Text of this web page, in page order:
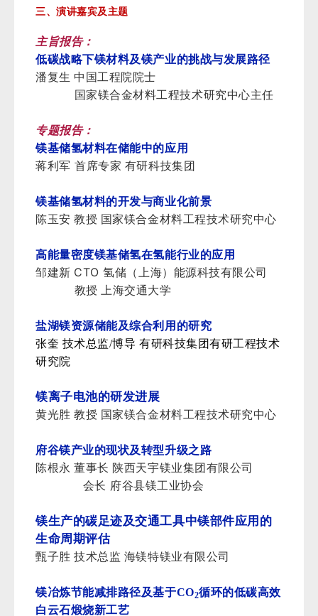
三、演讲嘉宾及主题
主旨报告：
低碳战略下镁材料及镁产业的挑战与发展路径
潘复生 中国工程院院士
国家镁合金材料工程技术研究中心主任
专题报告：
镁基储氢材料在储能中的应用
蒋利军 首席专家 有研科技集团
镁基储氢材料的开发与商业化前景
陈玉安 教授 国家镁合金材料工程技术研究中心
高能量密度镁基储氢在氢能行业的应用
邹建新 CTO氢储（上海）能源科技有限公司
教授 上海交通大学
盐湖镁资源储能及综合利用的研究
张奎 技术总监/博导 有研科技集团有研工程技术
研究院
镁离子电池的研发进展
黄光胜 教授 国家镁合金材料工程技术研究中心
府谷镁产业的现状及转型升级之路
陈根永 董事长 陕西天宇镁业集团有限公司
会长 府谷县镁工业协会
镁生产的碳足迹及交通工具中镁部件应用的
生命周期评估
甄子胜 技术总监 海镁特镁业有限公司
镁冶炼节能减排路径及基于CO2循环的低碳高效
白云石煅烧新工艺